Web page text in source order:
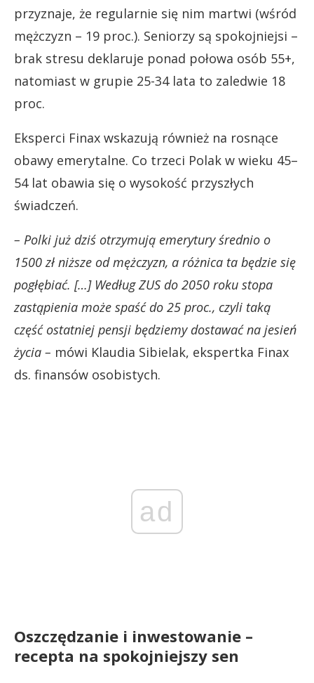
przyznaje, że regularnie się nim martwi (wśród
mężczyzn – 19 proc.). Seniorzy są spokojniejsi –
brak stresu deklaruje ponad połowa osób 55+,
natomiast w grupie 25-34 lata to zaledwie 18
proc.
Eksperci Finax wskazują również na rosnące
obawy emerytalne. Co trzeci Polak w wieku 45–
54 lat obawia się o wysokość przyszłych
świadczeń.
– Polki już dziś otrzymują emerytury średnio o
1500 zł niższe od mężczyzn, a różnica ta będzie się
pogłębiać. […] Według ZUS do 2050 roku stopa
zastąpienia może spaść do 25 proc., czyli taką
część ostatniej pensji będziemy dostawać na jesień
życia – mówi Klaudia Sibielak, ekspertka Finax
ds. finansów osobistych.
ad
Oszczędzanie i inwestowanie –
recepta na spokojniejszy sen